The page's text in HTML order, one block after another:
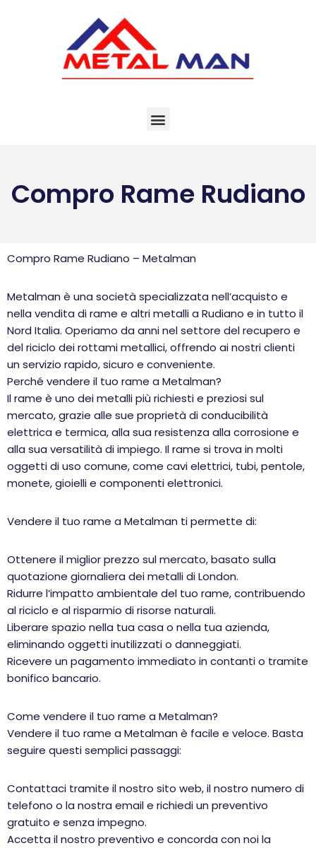
Compro Rame Rudiano
Compro Rame Rudiano – Metalman
Metalman è una società specializzata nell’acquisto e
nella vendita di rame e altri metalli a Rudiano e in tutto il
Nord Italia. Operiamo da anni nel settore del recupero e
del riciclo dei rottami metallici, offrendo ai nostri clienti
un servizio rapido, sicuro e conveniente.
Perché vendere il tuo rame a Metalman?
Il rame è uno dei metalli più richiesti e preziosi sul
mercato, grazie alle sue proprietà di conducibilità
elettrica e termica, alla sua resistenza alla corrosione e
alla sua versatilità di impiego. Il rame si trova in molti
oggetti di uso comune, come cavi elettrici, tubi, pentole,
monete, gioielli e componenti elettronici.
Vendere il tuo rame a Metalman ti permette di:
Ottenere il miglior prezzo sul mercato, basato sulla
quotazione giornaliera dei metalli di London.
Ridurre l’impatto ambientale del tuo rame, contribuendo
al riciclo e al risparmio di risorse naturali.
Liberare spazio nella tua casa o nella tua azienda,
eliminando oggetti inutilizzati o danneggiati.
Ricevere un pagamento immediato in contanti o tramite
bonifico bancario.
Come vendere il tuo rame a Metalman?
Vendere il tuo rame a Metalman è facile e veloce. Basta
seguire questi semplici passaggi:
Contattaci tramite il nostro sito web, il nostro numero di
telefono o la nostra email e richiedi un preventivo
gratuito e senza impegno.
Accetta il nostro preventivo e concorda con noi la